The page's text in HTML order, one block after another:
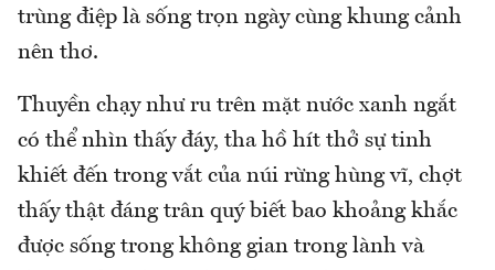
trùng điệp là sống trọn ngày cùng khung cảnh
nên thơ.
Thuyền chạy như ru trên mặt nước xanh ngắt
có thể nhìn thấy đáy, tha hồ hít thở sự tinh
khiết đến trong vắt của núi rừng hùng vĩ, chợt
thấy thật đáng trân quý biết bao khoảng khắc
được sống trong không gian trong lành và